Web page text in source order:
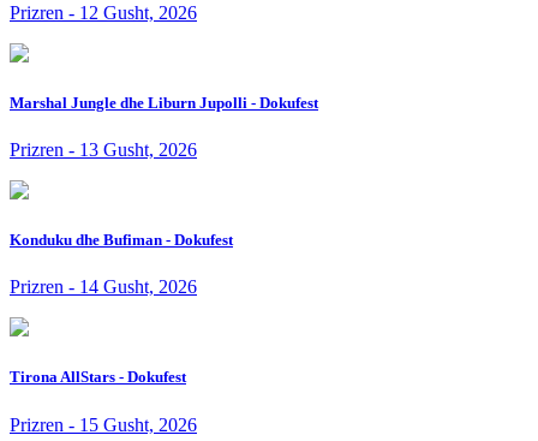
Prizren - 12 Gusht, 2026
Marshal Jungle dhe Liburn Jupolli - Dokufest
Prizren - 13 Gusht, 2026
Konduku dhe Bufiman - Dokufest
Prizren - 14 Gusht, 2026
Tirona AllStars - Dokufest
Prizren - 15 Gusht, 2026